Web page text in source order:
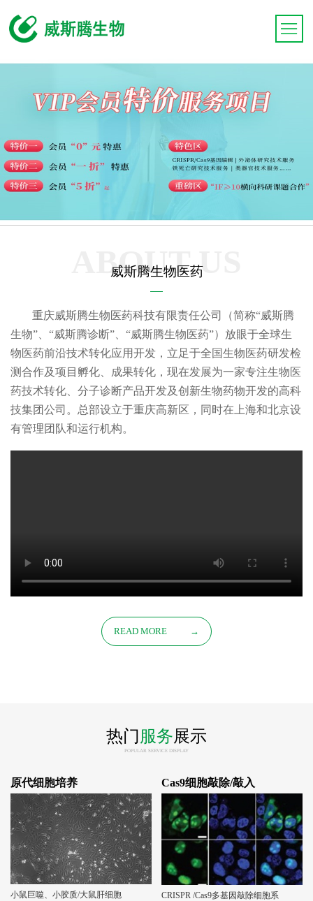
威斯腾生物医药
ABOUT US
重庆威斯腾生物医药科技有限责任公司（简称“威斯腾
生物”、“威斯腾诊断”、“威斯腾生物医药”）放眼于全球生
物医药前沿技术转化应用开发，立足于全国生物医药研发检
测合作及项目孵化、成果转化，现在发展为一家专注生物医
药技术转化、分子诊断产品开发及创新生物药物开发的高科
技集团公司。总部设立于重庆高新区，同时在上海和北京设
有管理团队和运行机构。
READ MORE →
热门服务展示
POPULAR SERVICE DISPLAY
原代细胞培养
小鼠巨噬、小胶质/大鼠肝细胞
Cas9细胞敲除/敲入
CRISPR /Cas9多基因敲除细胞系